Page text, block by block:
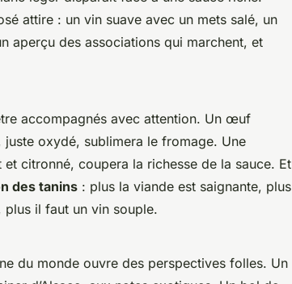
attire : un vin suave avec un mets salé, un
aperçu des associations qui marchent, et
accompagnés avec attention. Un œuf
oxydé, sublimera le fromage. Une
citronné, coupera la richesse de la sauce. Et
des tanins : plus la viande est saignante, plus
plus il faut un vin souple.
du monde ouvre des perspectives folles. Un